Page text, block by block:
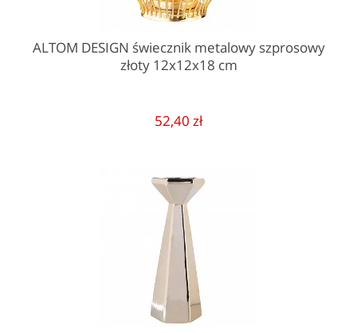
ALTOM DESIGN świecznik metalowy szprosowy
złoty 12x12x18 cm
52,40 zł